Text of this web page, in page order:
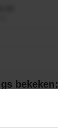
bekeken: